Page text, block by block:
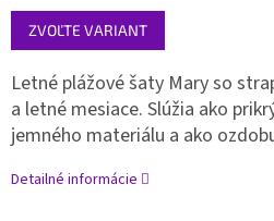
Jednotková
cena:
ZVOĽTE VARIANT
Letné plážové šaty Mary so
a letné mesiace. Slúžia ako
jemného materiálu a ako
Detailné informácie